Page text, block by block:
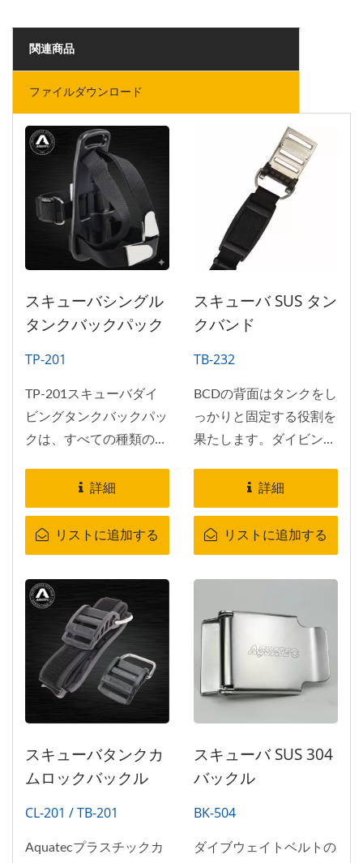
関連商品
ファイルダウンロード
スキューバシングル
タンクバックパック
TP-201
TP-201スキューバダイ
ビングタンクバックパッ
クは、すべての種類のダ
ある伝統的なシングルタ
ンクバックパックです。
このテックダイビングタ
ンクバックパックは、海
とができる強くて軽量な
素材で構成されていま
す。私たちのダイビング
バックパックには、ダイ
バーがウェストで取り外
クイックリリースのステ
ンレス製バックルがあり
詳細
リストに追加する
スキューバ SUS タン
クバンド
TB-232
BCDの背面はタンクをし
っかりと固定する役割を
果たします。ダイビング
もちろん、そうです、そ
れがタンクバンド、タン
クストラップです！
詳細
リストに追加する
スキューバタンクカ
ムロックバックル
CL-201 / TB-201
Aquatecプラスチックカ
スキューバ SUS 304
バックル
BK-504
ダイブウェイトベルトの